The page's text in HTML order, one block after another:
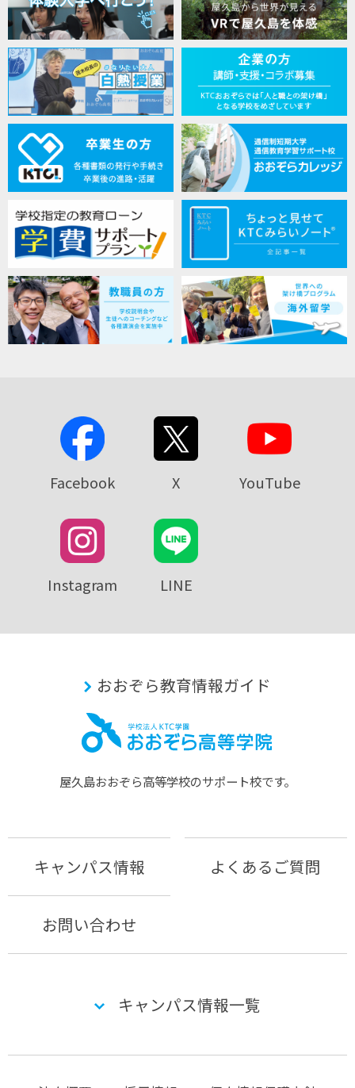
Facebook X YouTube
Instagram LINE
おおぞら教育情報ガイド
屋久島おおぞら⾼等学校のサポート校です。
キャンパス情報 よくあるご質問
お問い合わせ
キャンパス情報一覧